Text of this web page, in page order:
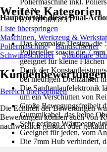
Poliermaschine inkl.
EAN
8717479095735
Hauptvorteile dieses Dual-
Das kompakte Design, die
Polierteller sowie die 7
geeignet für kleine
Dank der
bei niedrigen Drehzahlen
Die Sanftanlaufelektronik
um ein Verschütten von
Große Bewegungsfreiheit
Gummikabel, das keine
Sehr geringe
Geeignet für jeden, vom
Die 7mm Hub verhindert,
Weitere Kategorien
Liste überspringen
Maschinen, Werkzeug &
Poliermaschine
Bandschleifer
Schwingschleifer
Stationäre
Kundenbewertungen
Bereich überspringen
Die Echtheit der Bewertungen
Bewertungen können auch von
nachweislich genutzt oder